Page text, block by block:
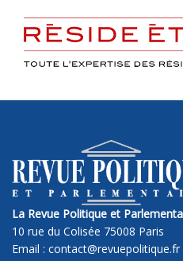
La Revue Politique et
10 rue du Colisée 75008 Paris
Email : contact@revuepolitique.fr